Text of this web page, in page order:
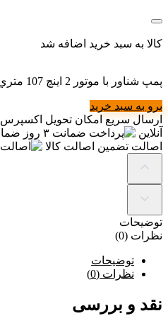
کالا به سبد خرید اضافه شد
پمپ شناور با موتور 2 اينچ 107 متري لئو مدل 4SD8/17
برو به سبد خرید
ارسال سریع امکان تحویل اکسپرس
آنلاین
ضمانت ۳ روز ضمانت بازگشت کالا
اصالت تضمین اصالت کالا
توضیحات
نظرات (0)
توضیحات
نظرات (0)
نقد و بررسی